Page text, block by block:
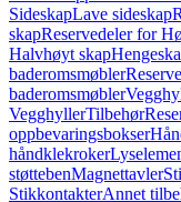
SideskapLave sideskap
skapReservedeler for
Halvhøyt skap
baderomsmøbler
baderomsmøbler
VegghyllerTilbehør
oppbevaringsbokser
håndklekroker
støttebenMagnettavler
StikkontakterAnnet